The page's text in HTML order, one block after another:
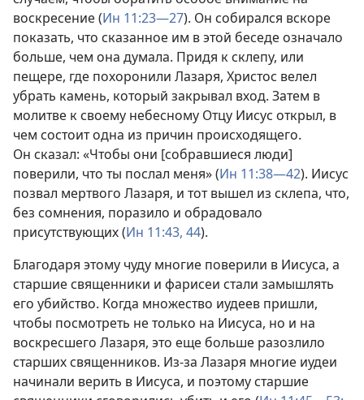
воскресение (Ин 11:23—27). Он собирался вскоре
показать, что сказанное им в этой беседе означало
больше, чем она думала. Придя к склепу, или
пещере, где похоронили Лазаря, Христос велел
убрать камень, который закрывал вход. Затем в
молитве к своему небесному Отцу Иисус открыл, в
чем состоит одна из причин происходящего.
Он сказал: «Чтобы они [собравшиеся люди]
поверили, что ты послал меня» (Ин 11:38—42). Иисус
позвал мертвого Лазаря, и тот вышел из склепа, что,
без сомнения, поразило и обрадовало
присутствующих (Ин 11:43, 44).
Благодаря этому чуду многие поверили в Иисуса, а
старшие священники и фарисеи стали замышлять
его убийство. Когда множество иудеев пришли,
чтобы посмотреть не только на Иисуса, но и на
воскресшего Лазаря, это еще больше разозлило
старших священников. Из-за Лазаря многие иудеи
начинали верить в Иисуса, и поэтому старшие